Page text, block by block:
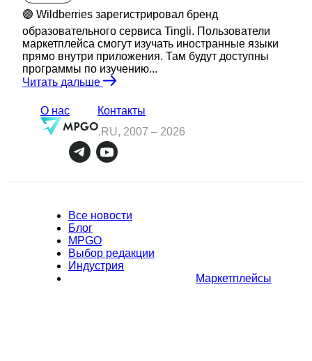
🟣 Wildberries зарегистрировал бренд
образовательного сервиса Tingli. Пользователи
маркетплейса смогут изучать иностранные языки
прямо внутри приложения. Там будут доступны
программы по изучению...
Читать дальше
О нас
Контакты
.RU, 2007 – 2026
Все новости
Блог
MPGO
Выбор редакции
Индустрия
Маркетплейсы